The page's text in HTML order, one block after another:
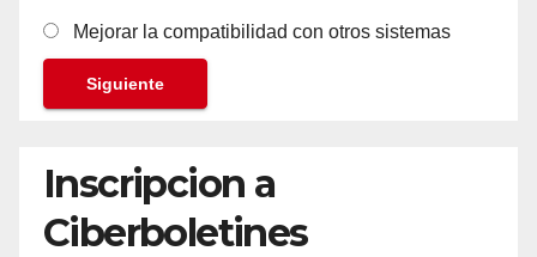
Mejorar la compatibilidad con otros sistemas
Siguiente
Inscripcion a
Ciberboletines